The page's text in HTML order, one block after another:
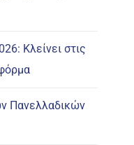
Κλείνει στις
Πανελλαδικών